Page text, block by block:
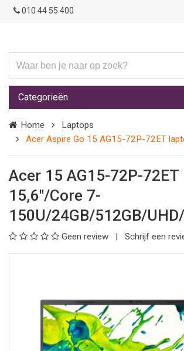
010 44 55 400
ben
je
naar
op
zoek?
Categorieën
Home
Laptops
Acer Aspire Go 15 AG15-72P-72ET
Acer 15 AG15-72P-72ET
15,6"/Core 7-
150U/24GB/512GB/
Geen review Schrijf een